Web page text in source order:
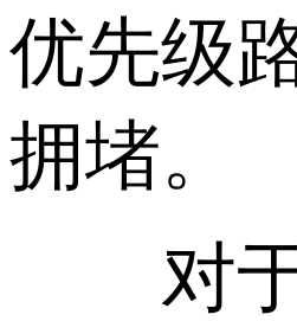
优先级
拥堵。
对于